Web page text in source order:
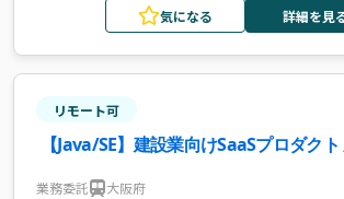
気になる 詳細を見
リモート可
【Java/SE】建設業向けSaaSプロダク
業務委託 大阪府